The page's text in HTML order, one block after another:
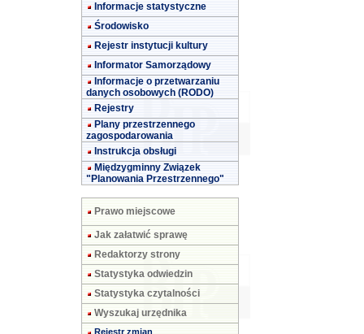
Informacje statystyczne
Środowisko
Rejestr instytucji kultury
Informator Samorządowy
Informacje o przetwarzaniu
danych osobowych (RODO)
Rejestry
Plany przestrzennego
zagospodarowania
Instrukcja obsługi
Międzygminny Związek
"Planowania Przestrzennego"
Prawo miejscowe
Jak załatwić sprawę
Redaktorzy strony
Statystyka odwiedzin
Statystyka czytalności
Wyszukaj urzędnika
Rejestr zmian